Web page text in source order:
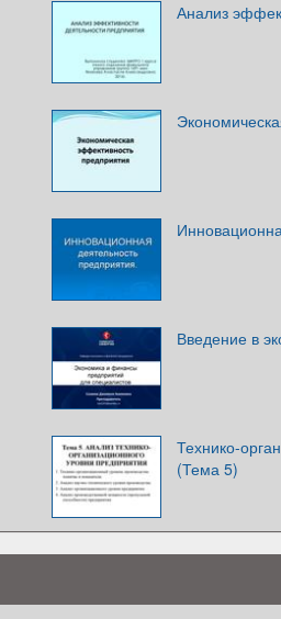
Анализ
Введение в
Технико-
(Тема 5)